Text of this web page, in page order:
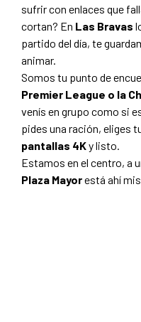
sufrir con enlaces que
cortan? En Las Bravas
partido del día, te
animar.
Somos tu punto de
Premier League o la
venís en grupo como si
pides una ración, eliges
pantallas 4Ky listo.
Estamos en el centro, a
Plaza Mayorestá ahí